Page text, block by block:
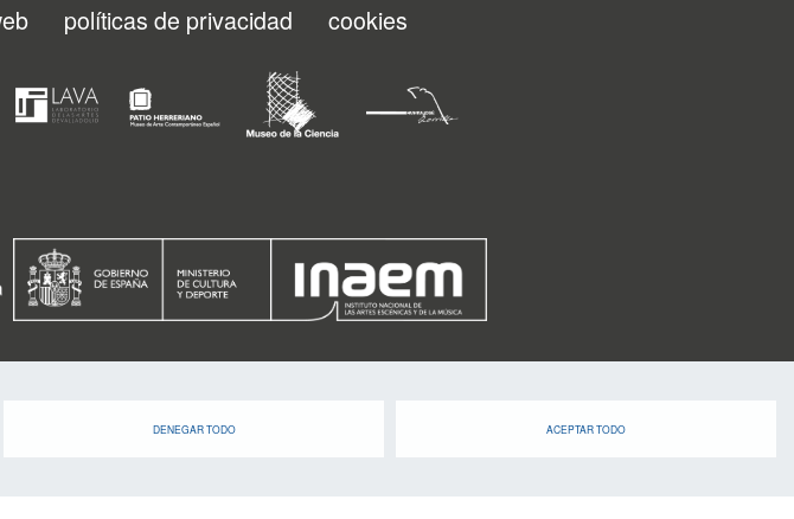
agentes prestarán atención al consumo y la posesión de sustancias
estupefacientes, con el apoyo de la unidad canina del Cuerpo
Nacional de Policía, y procederán a realizar las actuaciones
correspondientes en caso de producirse infracciones. Asimismo,
cualquier persona que sea sorprendida en posesión de armas u otros
objetos que puedan suponer un riesgo para la seguridad será
policiales presentes en el recinto también atenderán inmediatamente
las denuncias por posibles sustracciones.
Este dispositivo se reforzará con la presencia de personal de
seguridad privada en el recinto para el apoyo en las labores de
incremento de medios en esta materia previsto por la Fundación
DENEGAR TODO ACEPTAR TODO
políticas de privacidad cookies